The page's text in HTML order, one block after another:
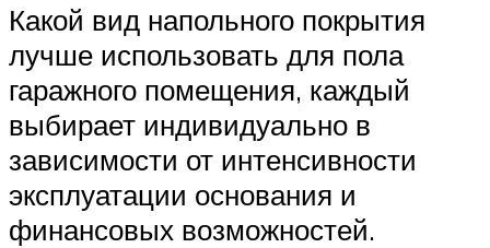
Какой вид напольного покрытия
лучше использовать для пола
гаражного помещения, каждый
выбирает индивидуально в
зависимости от интенсивности
эксплуатации основания и
финансовых возможностей.